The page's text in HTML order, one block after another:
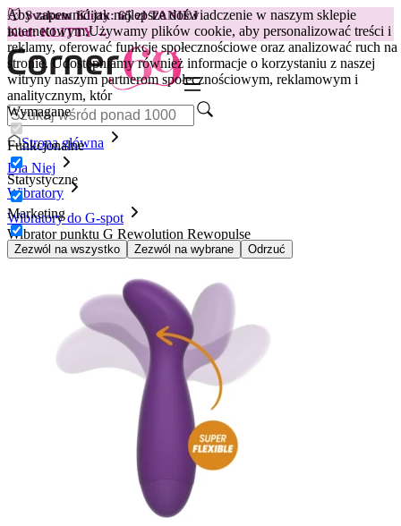
Aby zapewnić jak najlepsze doświadczenie w naszym sklepie
internetowym.Używamy plików cookie, aby personalizować treści i
reklamy, oferować funkcje społecznościowe oraz analizować ruch na
stronie. Udostępniamy również informacje o korzystaniu z naszej
witryny naszym partnerom społecznościowym, reklamowym i
analitycznym, któr
Wymagane
Funkcjonalne
Statystyczne
Marketing
Zezwól na wszystko Zezwól na wybrane Odrzuć
😽Svakom Klitty: 65 zł TANIEJ
Kod: KLITTY →
Strona główna
Dla Niej
Wibratory
Wibratory do G-spot
Wibrator punktu G Rewolution Rewopulse